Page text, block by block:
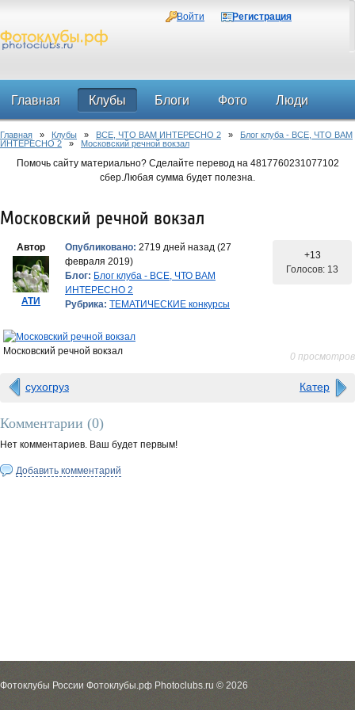
Войти Регистрация
Главная Клубы Блоги Фото Люди
Форум
Главная » Клубы » ВСЕ, ЧТО ВАМ ИНТЕРЕСНО 2 » Блог клуба - ВСЕ, ЧТО ВАМ
ИНТЕРЕСНО 2 » Московский речной вокзал
Помочь сайту материально? Сделайте перевод на 4817760231077102
сбер.Любая сумма будет полезна.
Московский речной вокзал
Автор
АТИ
Опубликовано: 2719 дней назад (27
февраля 2019)
Блог: Блог клуба - ВСЕ, ЧТО ВАМ
ИНТЕРЕСНО 2
Рубрика: ТЕМАТИЧЕСКИЕ конкурсы
+13
Голосов: 13
Московский речной вокзал 0 просмотров
сухогруз Катер
Комментарии (0)
Нет комментариев. Ваш будет первым!
Добавить комментарий
Фотоклубы России Фотоклубы.рф Photoclubs.ru © 2026